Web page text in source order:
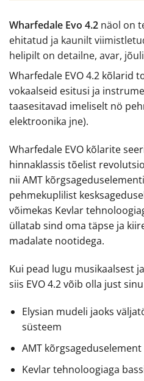
Wharfedale Evo 4.2 näol on
ehitatud ja kaunilt
helipilt on detailne, avar,
Wharfedale EVO 4.2 kõlarid
vokaalseid esitusi ja
taasesitavad imeliselt nö
elektroonika jne).
Wharfedale EVO kõlarite
hinnaklassis tõelist
nii AMT
pehmekuplilist
võimekas Kevlar
üllatab sind oma täpse ja
madalate nootidega.
Kui pead lugu musikaalsest
siis EVO 4.2 võib olla just
Elysian mudeli jaoks
süsteem
AMT kõrgsageduselement
Kevlar tehnoloogiaga